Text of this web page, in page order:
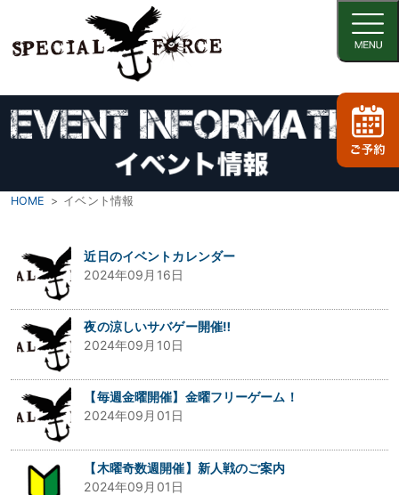
HOME イベント情報
近日のイベントカレンダー
2024年09月16日
夜の涼しいサバゲー開催‼
2024年09月10日
【毎週金曜開催】金曜フリーゲーム！
2024年09月01日
【木曜奇数週開催】新人戦のご案内
2024年09月01日